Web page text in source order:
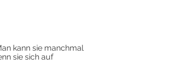
kann sie manchmal
sie sich auf